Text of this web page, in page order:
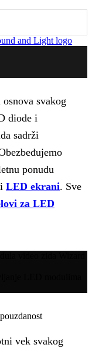
osnova svakog
diode i
sadrži
ponudu
LED ekrani. Sve
za LED
vek svakog